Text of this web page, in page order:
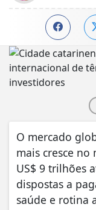
O mercado
mais cresce
US$ 9 trilhões
dispostas a
saúde e rotina